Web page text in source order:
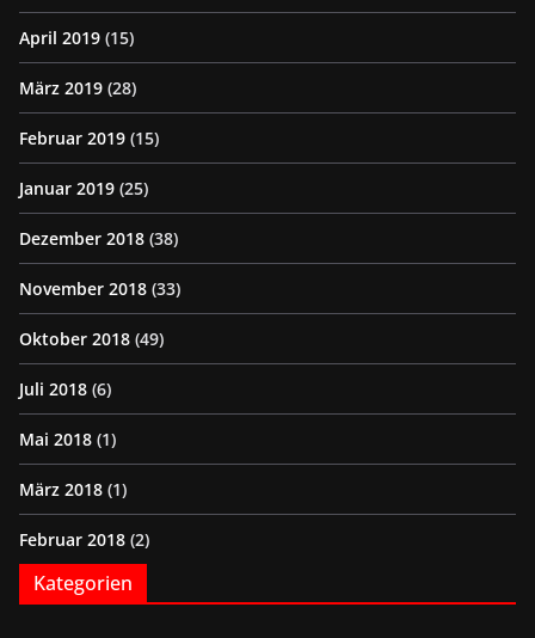
April 2019 (15)
März 2019 (28)
Februar 2019 (15)
Januar 2019 (25)
Dezember 2018 (38)
November 2018 (33)
Oktober 2018 (49)
Juli 2018 (6)
Mai 2018 (1)
März 2018 (1)
Februar 2018 (2)
Kategorien